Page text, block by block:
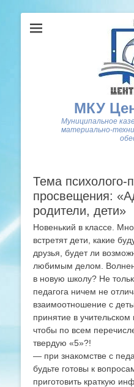
МКУ
Муниципальное
материально-
Тема психолого-
просвещения:
родители, дети»
Новенький в классе.
встретят дети, какие
друзья, будет ли
любимым делом.
в новую школу? Не
педагога ничем не
взаимоотношение с
принятие в учительском
чтобы по всем
твердую «5»?!
— при знакомстве с
будьте готовы к
приготовить краткую